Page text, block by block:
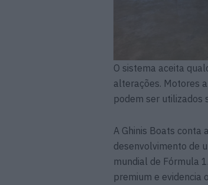
O sistema aceita
alterações. Motores
podem ser utilizados
A Ghinis Boats conta
desenvolvimento de
mundial de Fórmula
premium e evidencia